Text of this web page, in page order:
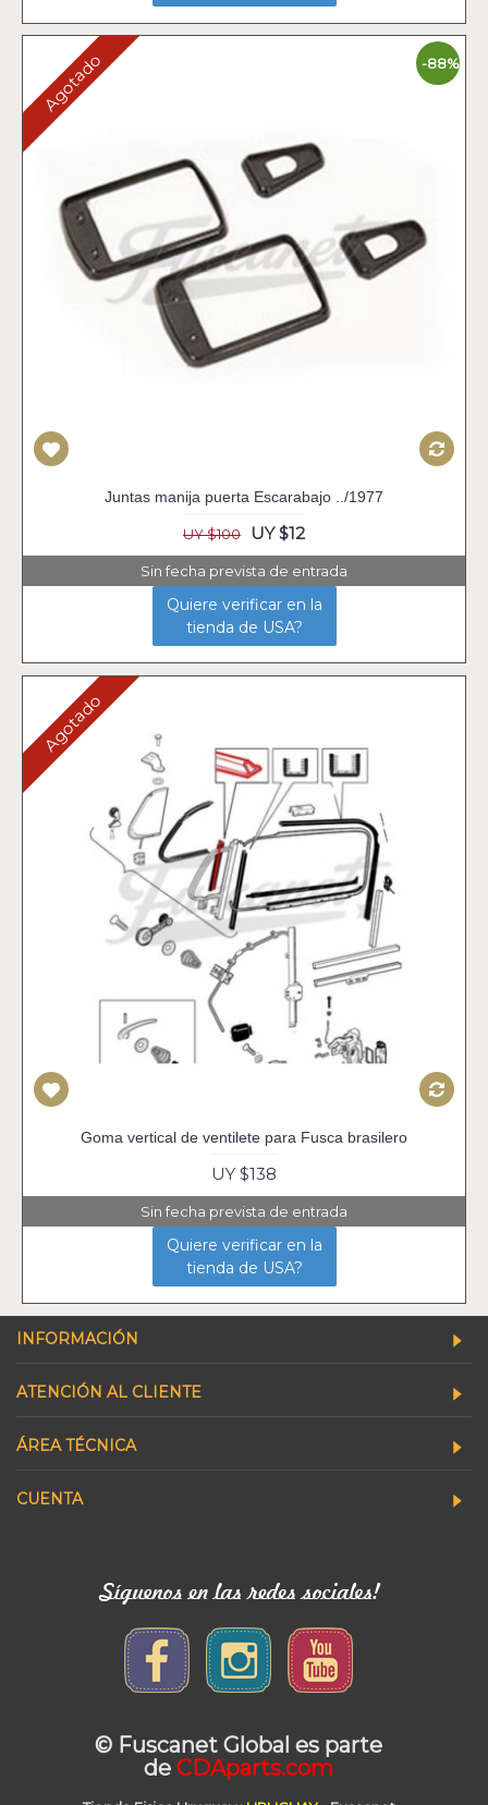
-88%
Agotado
Juntas manija puerta Escarabajo ../1977
UY $100 UY $12
Sin fecha prevista de entrada
Quiere verificar en la
tienda de USA?
Agotado
Goma vertical de ventilete para Fusca brasilero
UY $138
Sin fecha prevista de entrada
Quiere verificar en la
tienda de USA?
INFORMACIÓN
ATENCIÓN AL CLIENTE
ÁREA TÉCNICA
CUENTA
© Fuscanet Global es parte
de CDAparts.com